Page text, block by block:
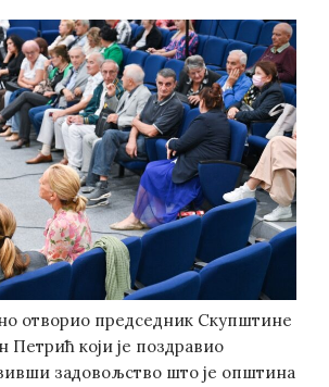
отворио председник Скупштине
који је поздравио
задовољство што је општина